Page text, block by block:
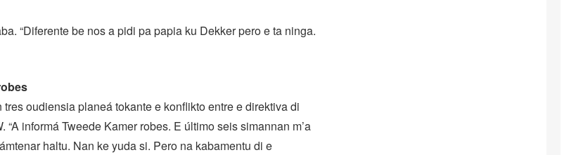
“Diferente be nos a pidi pa papia ku Dekker pero e ta ninga.
oudiensia planeá tokante e konflikto entre e direktiva di
“A informá Tweede Kamer robes. E último seis simannan m’a
haltu. Nan ke yuda si. Pero na kabamentu di e